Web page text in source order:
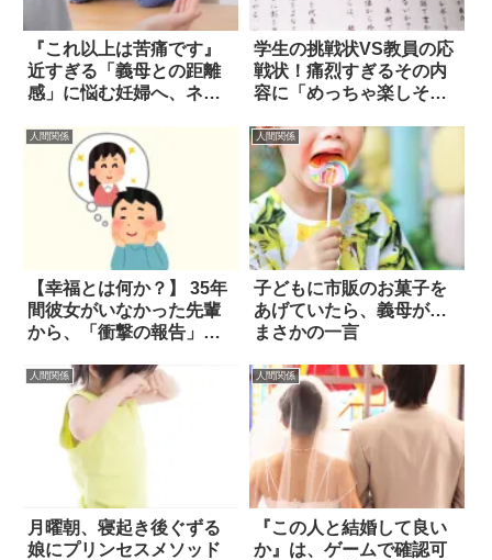
『これ以上は苦痛です』
近すぎる「義母との距離
感」に悩む妊婦へ、ネッ
学生の挑戦状VS教員の応
戦状！痛烈すぎるその内
容に「めっちゃ楽しそ
人間関係
【幸福とは何か？】 35年
間彼女がいなかった先輩
から、「衝撃の報告」を
人間関係
子どもに市販のお菓子を
あげていたら、義母が…
まさかの一言
人間関係
月曜朝、寝起き後ぐずる
娘にプリンセスメソッド
人間関係
『この人と結婚して良い
か』は、ゲームで確認可